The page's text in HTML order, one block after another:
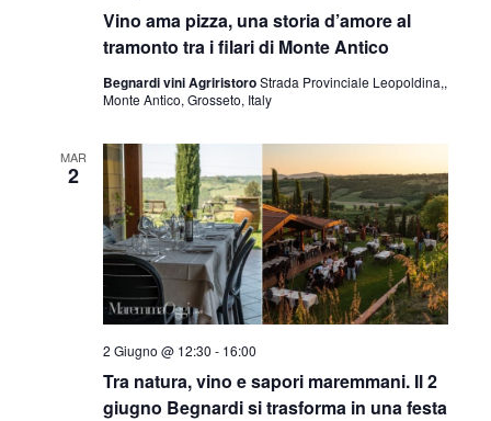
Vino ama pizza, una storia d’amore al
tramonto tra i filari di Monte Antico
Begnardi vini AgriristoroStrada Provinciale Leopoldina,,
Monte Antico, Grosseto, Italy
MAR
2
Tra natura, vino e sapori maremmani. Il 2
giugno Begnardi si trasforma in una festa
2 Giugno @ 12:30 - 16:00